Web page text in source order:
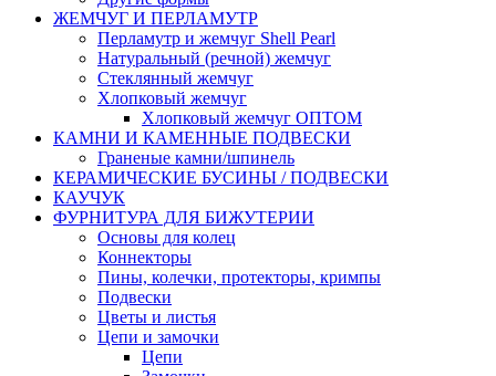
ЖЕМЧУГ И ПЕРЛАМУТР
Перламутр и жемчуг Shell Pearl
Натуральный (речной) жемчуг
Стеклянный жемчуг
Хлопковый жемчуг
Хлопковый жемчуг ОПТОМ
КАМНИ И КАМЕННЫЕ ПОДВЕСКИ
Граненые камни/шпинель
КЕРАМИЧЕСКИЕ БУСИНЫ / ПОДВЕСКИ
КАУЧУК
ФУРНИТУРА ДЛЯ БИЖУТЕРИИ
Основы для колец
Коннекторы
Пины, колечки, протекторы, кримпы
Подвески
Цветы и листья
Цепи и замочки
Цепи